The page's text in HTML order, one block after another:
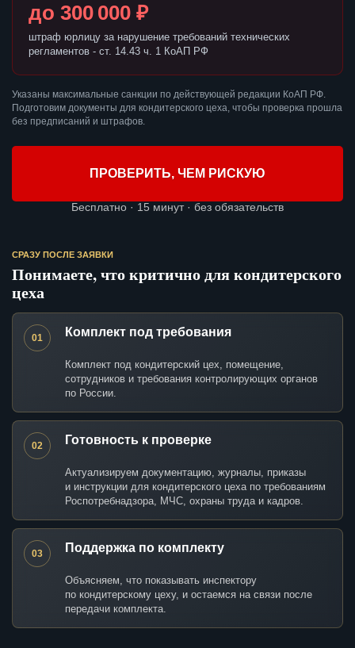
до 300 000 ₽
штраф юрлицу за нарушение требований технических
регламентов - ст. 14.43 ч. 1 КоАП РФ
Указаны максимальные санкции по действующей редакции КоАП РФ.
Подготовим документы для кондитерского цеха, чтобы проверка прошла
без предписаний и штрафов.
ПРОВЕРИТЬ, ЧЕМ РИСКУЮ
Бесплатно · 15 минут · без обязательств
СРАЗУ ПОСЛЕ ЗАЯВКИ
Понимаете, что критично для кондитерского
цеха
01 Комплект под требования
Комплект под кондитерский цех, помещение,
сотрудников и требования контролирующих органов
по России.
02 Готовность к проверке
Актуализируем документацию, журналы, приказы
и инструкции для кондитерского цеха по требованиям
Роспотребнадзора, МЧС, охраны труда и кадров.
03 Поддержка по комплекту
Объясняем, что показывать инспектору
по кондитерскому цеху, и остаемся на связи после
передачи комплекта.